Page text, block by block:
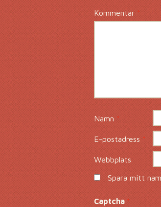
Kommentar *
Namn*
E-postadress*
Webbplats
Spara mitt
Captcha*